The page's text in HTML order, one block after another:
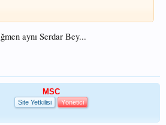
aynı Serdar Bey...
MSC
Site Yetkilisi Yönetici